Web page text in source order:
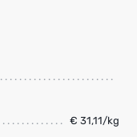
€ 31,11/kg